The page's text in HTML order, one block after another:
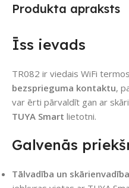
Produkta apraksts
Īss ievads
TR082 ir viedais WiFi
bezsprieguma kontaktu,
var ērti pārvaldīt gan ar
TUYA Smart lietotni.
Galvenās
Tālvadība un skārienvadība